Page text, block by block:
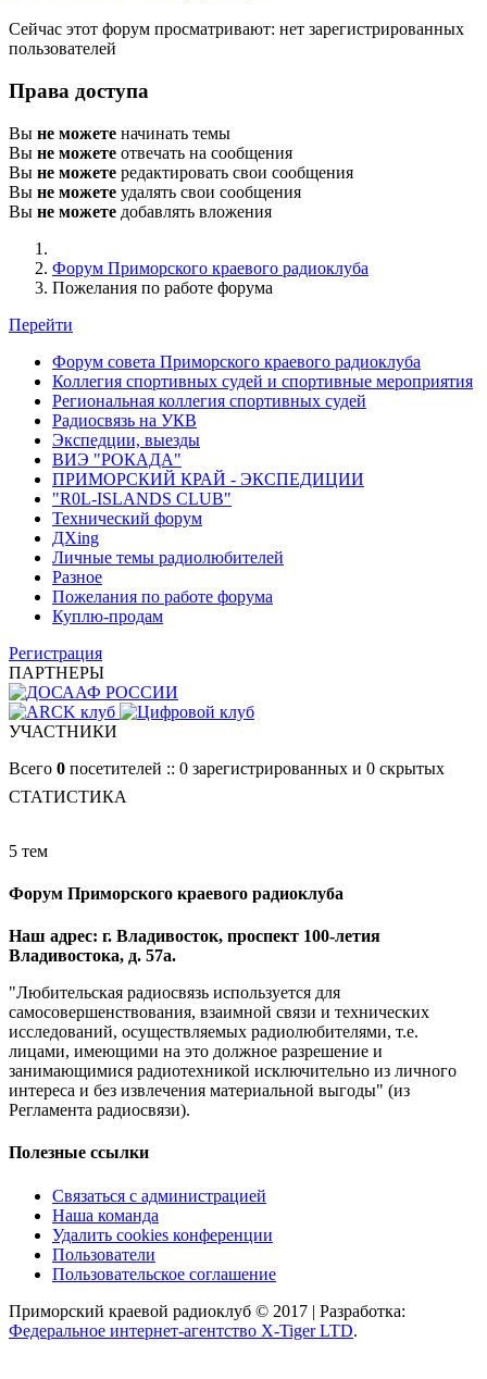
Сейчас этот форум просматривают: нет зарегистрированных
пользователей
Права доступа
Вы не можете начинать темы
Вы не можете отвечать на сообщения
Вы не можете редактировать свои сообщения
Вы не можете удалять свои сообщения
Вы не можете добавлять вложения
Форум Приморского краевого радиоклуба
Пожелания по работе форума
Перейти
Форум совета Приморского краевого радиоклуба
Коллегия спортивных судей и спортивные мероприятия
Региональная коллегия спортивных судей
Радиосвязь на УКВ
Экспедции, выезды
ВИЭ "РОКАДА"
ПРИМОРСКИЙ КРАЙ - ЭКСПЕДИЦИИ
"R0L-ISLANDS CLUB"
Технический форум
ДХing
Личные темы радиолюбителей
Разное
Пожелания по работе форума
Куплю-продам
Регистрация
ПАРТНЕРЫ
УЧАСТНИКИ
Всего 0 посетителей :: 0 зарегистрированных и 0 скрытых
СТАТИСТИКА
5 тем
Форум Приморского краевого радиоклуба
Наш адрес: г. Владивосток, проспект 100-летия
Владивостока, д. 57а.
"Любительская радиосвязь используется для
самосовершенствования, взаимной связи и технических
исследований, осуществляемых радиолюбителями, т.е.
лицами, имеющими на это должное разрешение и
занимающимися радиотехникой исключительно из личного
интереса и без извлечения материальной выгоды" (из
Регламента радиосвязи).
Полезные ссылки
Связаться с администрацией
Наша команда
Удалить cookies конференции
Пользователи
Пользовательское соглашение
Приморский краевой радиоклуб © 2017 | Разработка:
Федеральное интернет-агентство X-Tiger LTD.